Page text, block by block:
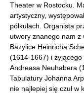
Theater w Rostocku.
artystyczny,
półkulach. Organista
utwory znanego nam z
Bazylice Heinricha
(1614-1667) i
Andreasa Neuhabera
Tabulatury Johanna
nie najlepiej się czuł w